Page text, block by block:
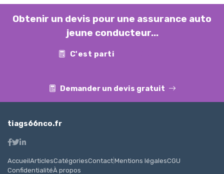
Obtenir un devis pour une assurance auto
jeune conducteur...
C'est parti
Demander un devis gratuit
tiags66nco.fr
AccueilArticlesCatégoriesContact Mentions légalesCGU
ConfidentialitéÀ propos